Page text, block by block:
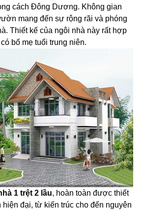
cách Đông Dương. Không gian
mang đến sự rộng rãi và phóng
Thiết kế của ngôi nhà này rất hợp
bố mẹ tuổi trung niên.
1 trệt 2 lầu, hoàn toàn được thiết
hiện đại, từ kiến trúc cho đến nguyên